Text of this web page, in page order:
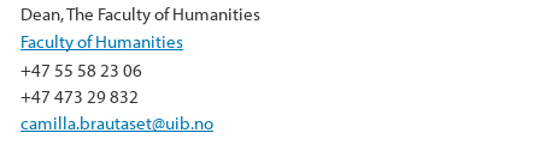
Dean, The Faculty of Humanities
Faculty of Humanities
+47 55 58 23 06
+47 473 29 832
camilla.brautaset@uib.no